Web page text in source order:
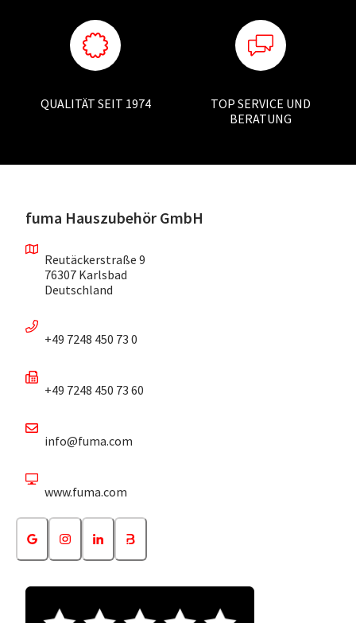
QUALITÄT SEIT 1974
TOP SERVICE UND
BERATUNG
fuma Hauszubehör GmbH
Reutäckerstraße 9
76307 Karlsbad
Deutschland
+49 7248 450 73 0
+49 7248 450 73 60
info@fuma.com
www.fuma.com